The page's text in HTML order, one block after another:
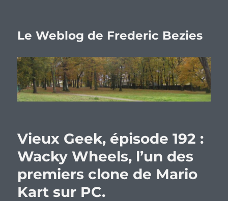
Le Weblog de Frederic Bezies
Vieux Geek, épisode 192 :
Wacky Wheels, l’un des
premiers clone de Mario
Kart sur PC.